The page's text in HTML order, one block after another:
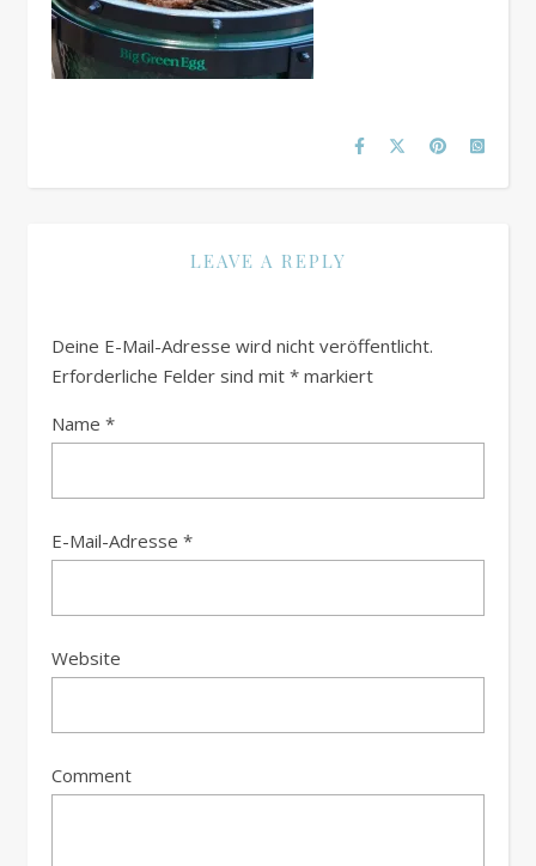
LEAVE A REPLY
Deine E-Mail-Adresse wird nicht veröffentlicht.
Erforderliche Felder sind mit * markiert
Name *
E-Mail-Adresse *
Website
Comment